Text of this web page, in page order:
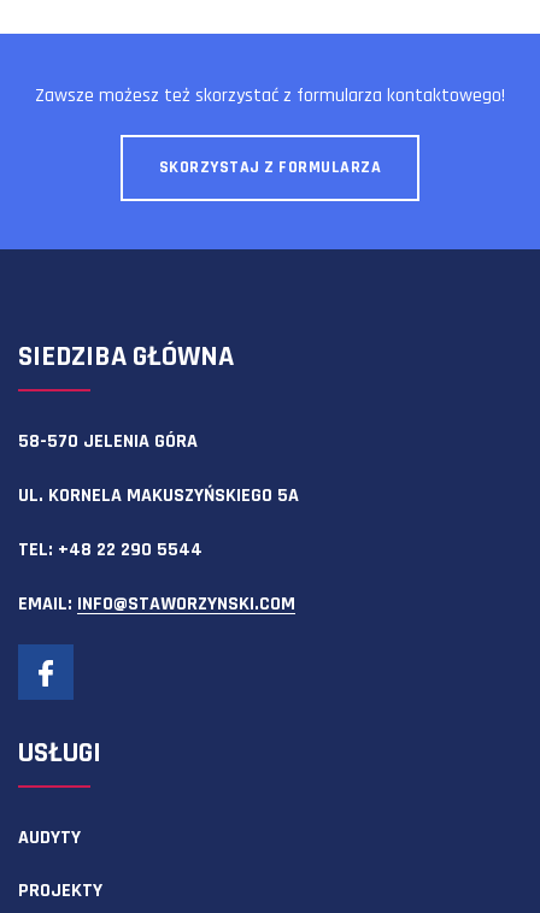
Zawsze możesz też skorzystać z formularza kontaktowego!
SKORZYSTAJ Z FORMULARZA
SIEDZIBA GŁÓWNA
58-570 JELENIA GÓRA
UL. KORNELA MAKUSZYŃSKIEGO 5A
TEL: +48 22 290 5544
EMAIL: INFO@STAWORZYNSKI.COM
USŁUGI
AUDYTY
PROJEKTY